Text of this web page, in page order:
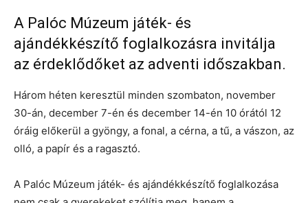
A Palóc Múzeum játék- és
ajándékkészítő foglalkozásra invitálja
az érdeklődőket az adventi időszakban.
Három héten keresztül minden szombaton, november
30-án, december 7-én és december 14-én 10 órától 12
óráig előkerül a gyöngy, a fonal, a cérna, a tű, a vászon, az
olló, a papír és a ragasztó.
A Palóc Múzeum játék- és ajándékkészítő foglalkozása